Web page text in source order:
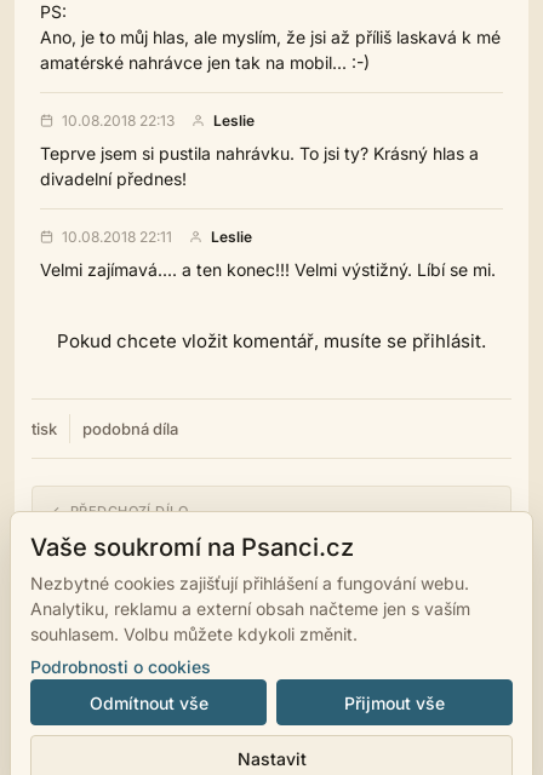
PS:
Ano, je to můj hlas, ale myslím, že jsi až příliš laskavá k mé
amatérské nahrávce jen tak na mobil... :-)
10.08.2018 22:13 Leslie
Teprve jsem si pustila nahrávku. To jsi ty? Krásný hlas a
divadelní přednes!
10.08.2018 22:11 Leslie
Velmi zajímavá.... a ten konec!!! Velmi výstižný. Líbí se mi.
Pokud chcete vložit komentář, musíte se přihlásit.
tisk podobná díla
← PŘEDCHOZÍ DÍLO
Na Seníku
NÁSLEDUJÍCÍ DÍLO →
Nastavení cookies
Vaše soukromí na Psanci.cz
Nezbytné cookies zajišťují přihlášení a fungování webu.
Analytiku, reklamu a externí obsah načteme jen s vaším
souhlasem. Volbu můžete kdykoli změnit.
Podrobnosti o cookies
Odmítnout vše
Nastavit
Přijmout vše